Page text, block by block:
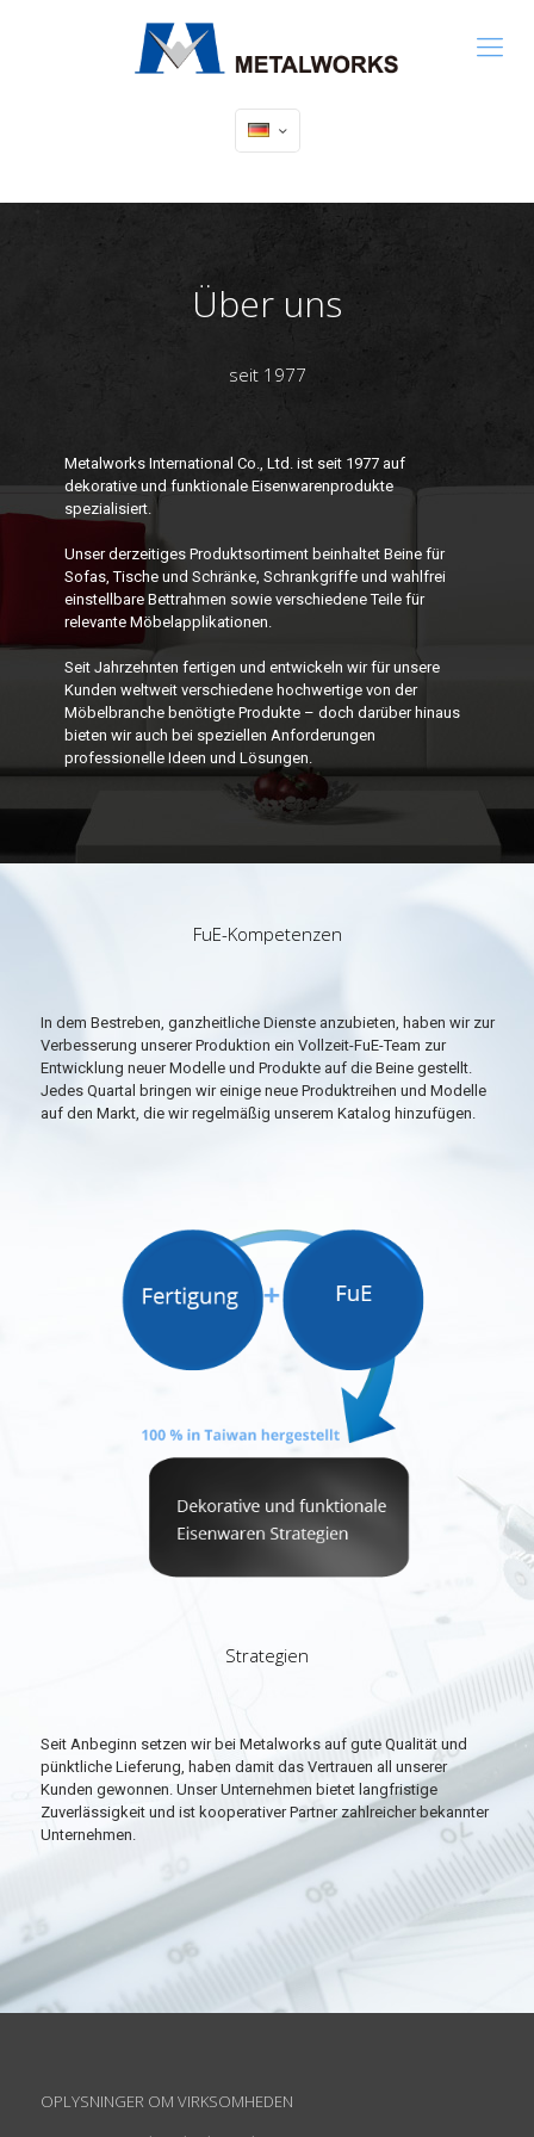
Über uns
seit 1977
Metalworks International Co., Ltd. ist seit 1977 auf
dekorative und funktionale Eisenwarenprodukte
spezialisiert.
Unser derzeitiges Produktsortiment beinhaltet Beine für
Sofas, Tische und Schränke, Schrankgriffe und wahlfrei
einstellbare Bettrahmen sowie verschiedene Teile für
relevante Möbelapplikationen.
Seit Jahrzehnten fertigen und entwickeln wir für unsere
Kunden weltweit verschiedene hochwertige von der
Möbelbranche benötigte Produkte – doch darüber hinaus
bieten wir auch bei speziellen Anforderungen
professionelle Ideen und Lösungen.
FuE-Kompetenzen
In dem Bestreben, ganzheitliche Dienste anzubieten, haben wir zur
Verbesserung unserer Produktion ein Vollzeit-FuE-Team zur
Entwicklung neuer Modelle und Produkte auf die Beine gestellt.
Jedes Quartal bringen wir einige neue Produktreihen und Modelle
auf den Markt, die wir regelmäßig unserem Katalog hinzufügen.
Strategien
Seit Anbeginn setzen wir bei Metalworks auf gute Qualität und
pünktliche Lieferung, haben damit das Vertrauen all unserer
Kunden gewonnen. Unser Unternehmen bietet langfristige
Zuverlässigkeit und ist kooperativer Partner zahlreicher bekannter
Unternehmen.
OPLYSNINGER OM VIRKSOMHEDEN